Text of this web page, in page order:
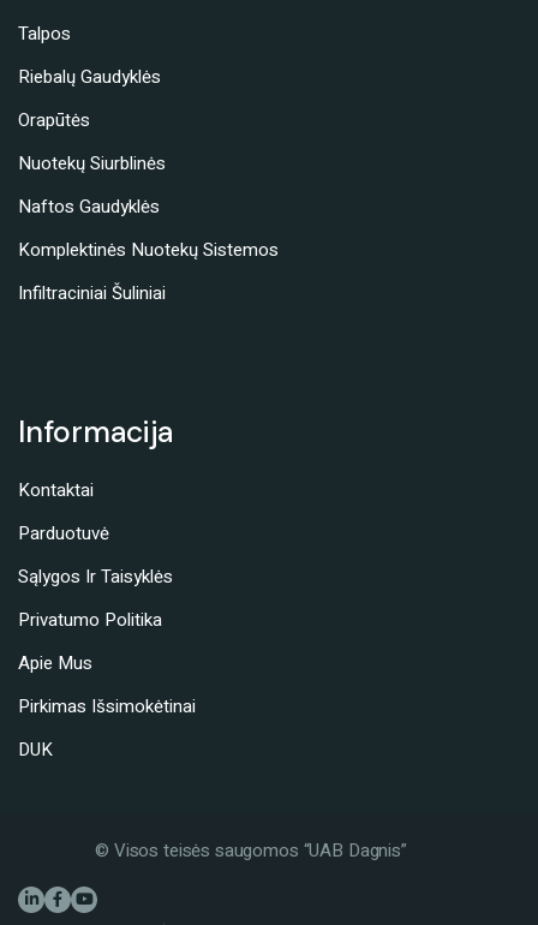
Talpos
Riebalų Gaudyklės
Orapūtės
Nuotekų Siurblinės
Naftos Gaudyklės
Komplektinės Nuotekų Sistemos
Infiltraciniai Šuliniai
Informacija
Kontaktai
Parduotuvė
Sąlygos Ir Taisyklės
Privatumo Politika
Apie Mus
Pirkimas Išsimokėtinai
DUK
© Visos teisės saugomos “UAB Dagnis”